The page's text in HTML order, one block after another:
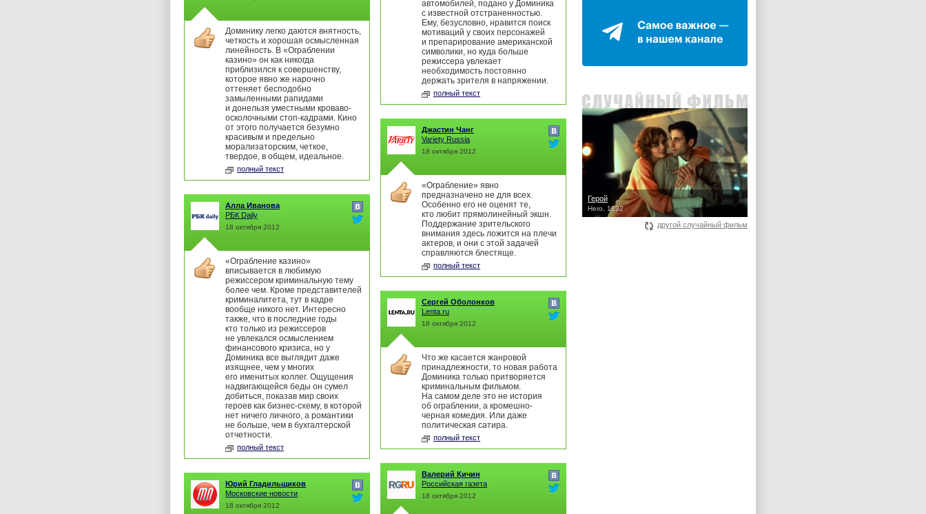
автомобилей, подано у Доминика
с известной отстраненностью.
Ему, безусловно, нравится поиск
мотиваций у своих персонажей
и препарирование американской
символики, но куда больше
режиссера увлекает
необходимость постоянно
держать зрителя в напряжении.
полный текст
Доминику легко даются внятность,
четкость и хорошая осмысленная
линейность. В «Ограблении
казино» он как никогда
приблизился к совершенству,
которое явно же нарочно
оттеняет бесподобно
замыленными рапидами
и донельзя уместными кроваво-
осколочными стоп-кадрами. Кино
от этого получается безумно
красивым и предельно
морализаторским, четкое,
твердое, в общем, идеальное.
полный текст
Джастин Чанг
Variety Russia
18 октября 2012
«Ограбление» явно
предназначено не для всех.
Особенно его не оценят те,
кто любит прямолинейный экшн.
Поддержание зрительского
внимания здесь ложится на плечи
актеров, и они с этой задачей
справляются блестяще.
полный текст
Алла Иванова
РБК Daily
18 октября 2012
«Ограбление казино»
вписывается в любимую
режиссером криминальную тему
более чем. Кроме представителей
криминалитета, тут в кадре
вообще никого нет. Интересно
также, что в последние годы
кто только из режиссеров
не увлекался осмыслением
финансового кризиса, но у
Доминика все выглядит даже
изящнее, чем у многих
его именитых коллег. Ощущения
надвигающейся беды он сумел
добиться, показав мир своих
героев как бизнес-схему, в которой
нет ничего личного, а романтики
не больше, чем в бухгалтерской
отчетности.
полный текст
Сергей Оболонков
Lenta.ru
18 октября 2012
Что же касается жанровой
принадлежности, то новая работа
Доминика только притворяется
криминальным фильмом.
На самом деле это не история
об ограблении, а кромешно-
черная комедия. Или даже
политическая сатира.
полный текст
Валерий Кичин
Российская газета
18 октября 2012
Юрий Гладильщиков
Московские новости
18 октября 2012
Герой
Hero, 1992
другой случайный фильм